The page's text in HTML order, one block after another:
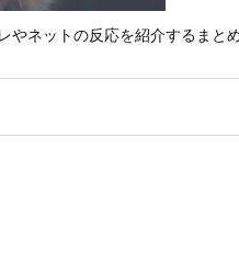
ネットの反応を紹介するまと